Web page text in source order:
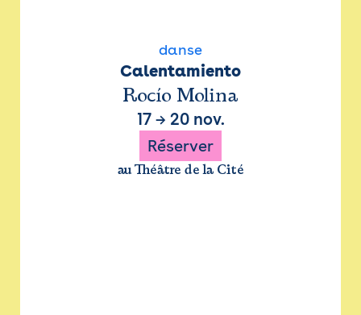
danse
Calentamiento
Rocío Molina
17→ 20 nov.
Réserver
au Théâtre de la Cité